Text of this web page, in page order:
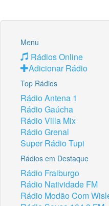
Menu
Rádios Online
Adicionar Rádio
Top Rádios
Rádio Antena 1
Rádio Gaúcha
Rádio Villa Mix
Rádio Grenal
Super Rádio Tupi
Rádios em Destaque
Rádio Fraiburgo
Rádio Natividade FM
Rádio Modão Com